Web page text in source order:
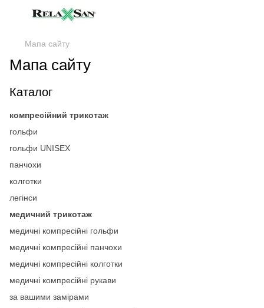
Мапа сайту
Мапа сайту
Каталог
компресійний трикотаж
гольфи
гольфи UNISEX
панчохи
колготки
легінси
медичний трикотаж
медичні компресійні гольфи
медичні компресійні панчохи
медичні компресійні колготки
медичні компресійні рукави
за вашими замірами